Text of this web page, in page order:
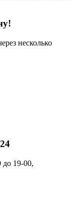
несколько
19-00,